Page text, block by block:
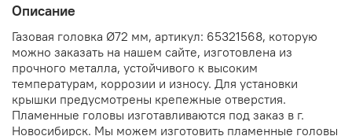
Описание
Газовая головка Ø72 мм, артикул: 65321568, которую
можно заказать на нашем сайте, изготовлена из
прочного металла, устойчивого к высоким
температурам, коррозии и износу. Для установки
крышки предусмотрены крепежные отверстия.
Пламенные головы изготавливаются под заказ в г.
Новосибирск. Мы можем изготовить пламенные головы